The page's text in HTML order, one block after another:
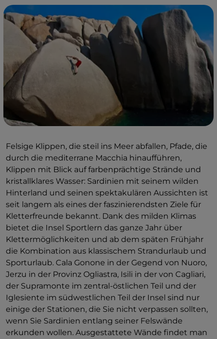
Felsige Klippen, die steil ins Meer abfallen, Pfade, die
durch die mediterrane Macchia hinaufführen,
Klippen mit Blick auf farbenprächtige Strände und
kristallklares Wasser: Sardinien mit seinem wilden
Hinterland und seinen spektakulären Aussichten ist
seit langem als eines der faszinierendsten Ziele für
Kletterfreunde bekannt. Dank des milden Klimas
bietet die Insel Sportlern das ganze Jahr über
Klettermöglichkeiten und ab dem späten Frühjahr
die Kombination aus klassischem Strandurlaub und
Sporturlaub. Cala Gonone in der Gegend von Nuoro,
Jerzu in der Provinz Ogliastra, Isili in der von Cagliari,
der Supramonte im zentral-östlichen Teil und der
Iglesiente im südwestlichen Teil der Insel sind nur
einige der Stationen, die Sie nicht verpassen sollten,
wenn Sie Sardinien entlang seiner Felswände
erkunden wollen. Ausgestattete Wände findet man